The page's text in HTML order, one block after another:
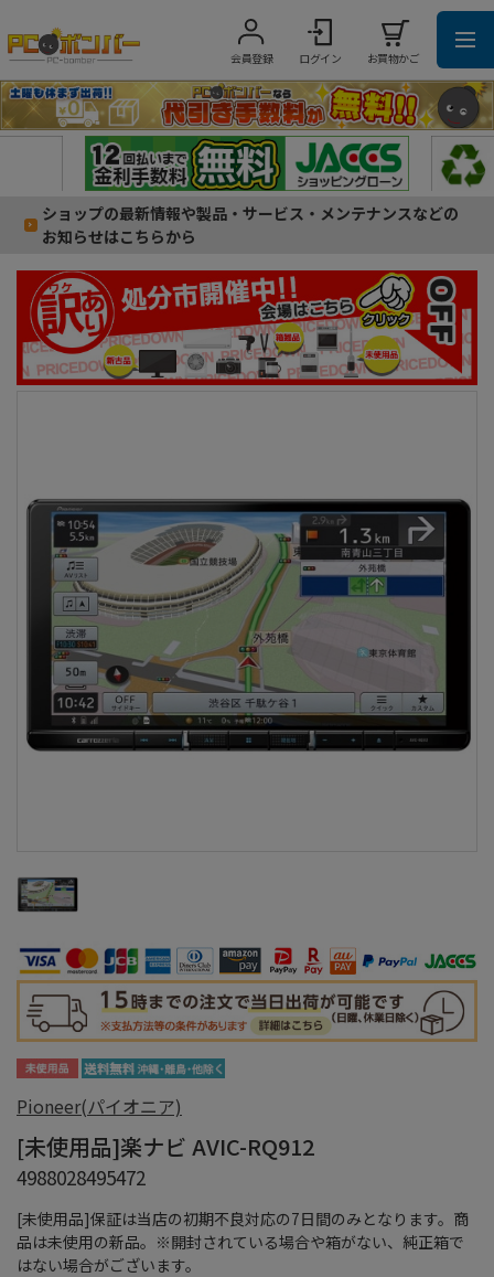
会員登録 ログイン お買物かご
ショップの最新情報や製品・サービス・メンテナンスなどの
お知らせはこちらから
[未使用品]保証は当店の初期不良対応の7日間のみとなります。商
品は未使用の新品。※開封されている場合や箱がない、純正箱で
はない場合がございます。
Pioneer(パイオニア)
[未使用品]楽ナビ AVIC-RQ912
4988028495472